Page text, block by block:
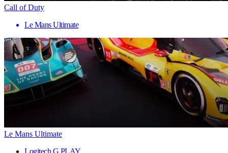
Call of Duty
Le Mans Ultimate
Le Mans Ultimate
Logitech G PLAY